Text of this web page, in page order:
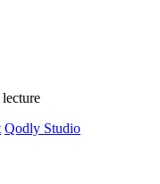
Qodly Studio